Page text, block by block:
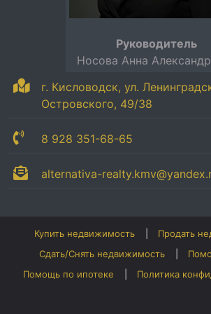
г. Кисловодск, ул.
Островского, 49/38
8 928 351-68-65
alternativa-
Руководитель
Носова Анна
Купить недвижимость
Продать
Сдать/Снять недвижимость
Помощь по ипотеке
Политика